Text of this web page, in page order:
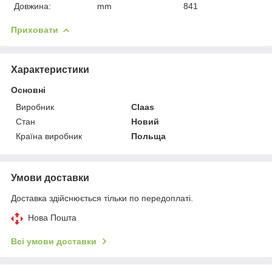
Довжина:
mm 841
Приховати
Характеристики
Основні
Виробник
Claas
Стан
Новий
Країна виробник
Польща
Умови доставки
Доставка здійснюється тільки по передоплаті.
Нова Пошта
Всі умови доставки